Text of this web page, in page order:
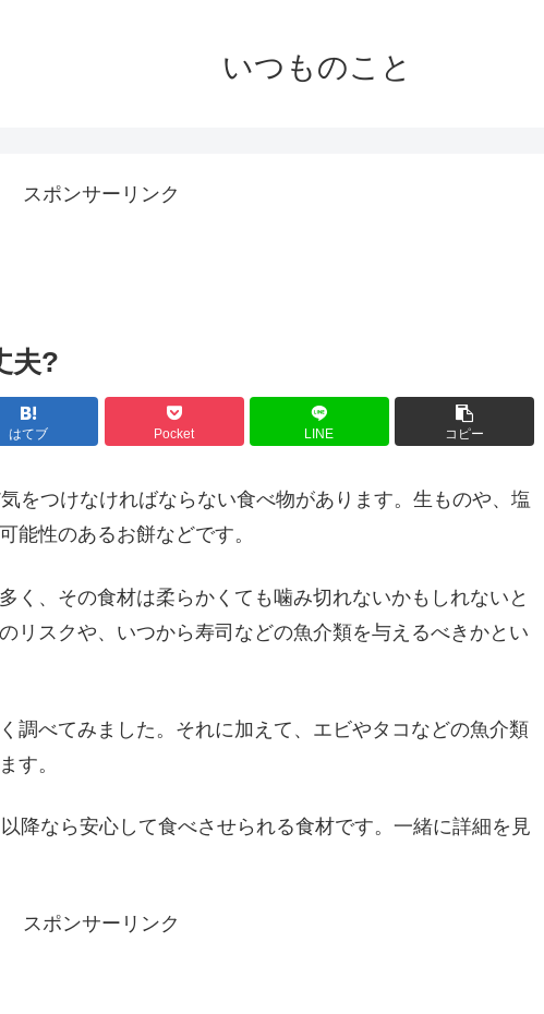
いつものこと
スポンサーリンク
夫?
はてブ Pocket LINE コピー
をつけなければならない食べ物があります。生ものや、塩
能性のあるお餅などです。
く、その食材は柔らかくても噛み切れないかもしれないと
リスクや、いつから寿司などの魚介類を与えるべきかとい
調べてみました。それに加えて、エビやタコなどの魚介類
す。
降なら安心して食べさせられる食材です。一緒に詳細を見
スポンサーリンク